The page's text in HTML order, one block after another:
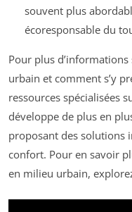
souvent plus
écoresponsable du
Pour plus
urbain et comment s’y
ressources spécialisées
développe de plus en
proposant des solutions
confort. Pour en savoir
en milieu urbain,